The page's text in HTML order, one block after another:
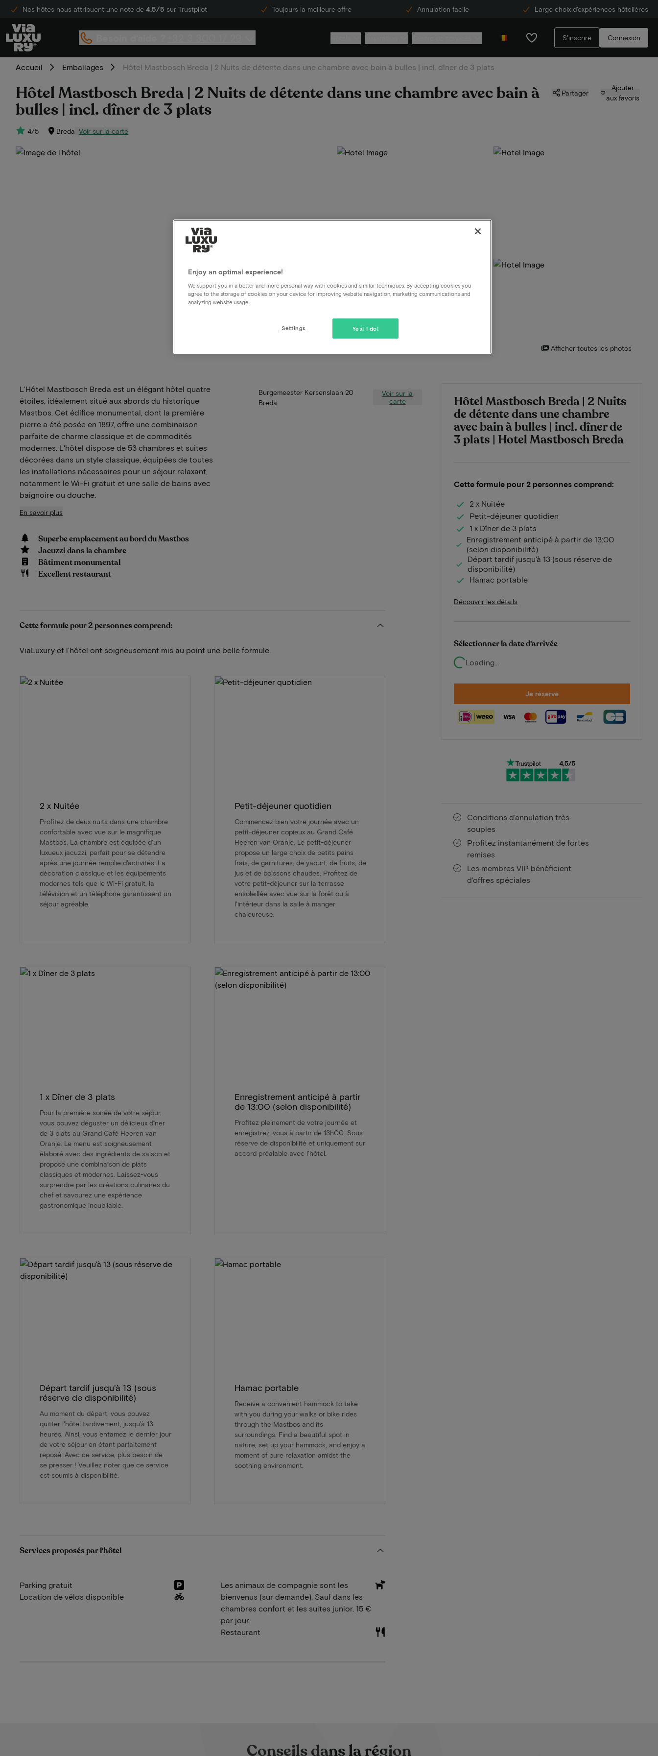
Nos hôtes nous attribuent une note de 4.5/5 sur Trustpilot Toujours la meilleure offre Annulation facile Large choix d'expériences hôtelières
S'inscrire Connexion
Accueil Emballages Hôtel Mastbosch Breda | 2 Nuits de détente dans une chambre avec bain à bulles | incl. dîner de 3 plats
Hôtel Mastbosch Breda | 2 Nuits de détente dans une chambre avec bain à
bulles | incl. dîner de 3 plats
4/5 Breda Voir sur la carte
Partager
Ajouter
aux favoris
Afficher toutes les photos
Hôtel Mastbosch Breda | 2 Nuits
de détente dans une chambre
avec bain à bulles | incl. dîner de
3 plats | Hotel Mastbosch Breda
Cette formule pour 2 personnes comprend:
2 x Nuitée
Petit-déjeuner quotidien
1 x Dîner de 3 plats
Enregistrement anticipé à partir de 13:00
(selon disponibilité)
Départ tardif jusqu'à 13 (sous réserve de
disponibilité)
Hamac portable
Découvrir les détails
Sélectionner la date d'arrivée
Loading...
Je réserve
Conditions d'annulation très
souples
Profitez instantanément de fortes
remises
Les membres VIP bénéficient
d'offres spéciales
L'Hôtel Mastbosch Breda est un élégant hôtel quatre
étoiles, idéalement situé aux abords du historique
Mastbos. Cet édifice monumental, dont la première
pierre a été posée en 1897, offre une combinaison
parfaite de charme classique et de commodités
modernes. L'hôtel dispose de 53 chambres et suites
décorées dans un style classique, équipées de toutes
les installations nécessaires pour un séjour relaxant,
notamment le Wi-Fi gratuit et une salle de bains avec
baignoire ou douche.
En savoir plus
Superbe emplacement au bord du Mastbos
Jacuzzi dans la chambre
Bâtiment monumental
Excellent restaurant
Burgemeester Kersenslaan 20
Breda
Voir sur la
carte
Cette formule pour 2 personnes comprend:
ViaLuxury et l'hôtel ont soigneusement mis au point une belle formule.
2 x Nuitée
Profitez de deux nuits dans une chambre
confortable avec vue sur le magnifique
Mastbos. La chambre est équipée d'un
luxueux jacuzzi, parfait pour se détendre
après une journée remplie d'activités. La
décoration classique et les équipements
modernes tels que le Wi-Fi gratuit, la
télévision et un téléphone garantissent un
séjour agréable.
Petit-déjeuner quotidien
Commencez bien votre journée avec un
petit-déjeuner copieux au Grand Café
Heeren van Oranje. Le petit-déjeuner
propose un large choix de petits pains
frais, de garnitures, de yaourt, de fruits, de
jus et de boissons chaudes. Profitez de
votre petit-déjeuner sur la terrasse
ensoleillée avec vue sur la forêt ou à
l'intérieur dans la salle à manger
chaleureuse.
1 x Dîner de 3 plats
Pour la première soirée de votre séjour,
vous pouvez déguster un délicieux dîner
de 3 plats au Grand Café Heeren van
Oranje. Le menu est soigneusement
élaboré avec des ingrédients de saison et
propose une combinaison de plats
classiques et modernes. Laissez-vous
surprendre par les créations culinaires du
chef et savourez une expérience
gastronomique inoubliable.
Enregistrement anticipé à partir
de 13:00 (selon disponibilité)
Profitez pleinement de votre journée et
enregistrez-vous à partir de 13h00. Sous
réserve de disponibilité et uniquement sur
accord préalable avec l'hôtel.
Départ tardif jusqu'à 13 (sous
réserve de disponibilité)
Au moment du départ, vous pouvez
quitter l'hôtel tardivement, jusqu'à 13
heures. Ainsi, vous entamez le dernier jour
de votre séjour en étant parfaitement
reposé. Avec ce service, plus besoin de
se presser ! Veuillez noter que ce service
est soumis à disponibilité.
Hamac portable
Receive a convenient hammock to take
with you during your walks or bike rides
through the Mastbos and its
surroundings. Find a beautiful spot in
nature, set up your hammock, and enjoy a
moment of pure relaxation amidst the
soothing environment.
Services proposés par l'hôtel
Parking gratuit
Location de vélos disponible
Les animaux de compagnie sont les
bienvenus (sur demande). Sauf dans les
chambres confort et les suites junior. 15 €
par jour.
Restaurant
Conseils dans la région
Enjoy an optimal experience!
We support you in a better and more personal way with cookies and similar techniques. By accepting cookies you
agree to the storage of cookies on your device for improving website navigation, marketing communications and
analyzing website usage.
Yes! I do!
Settings